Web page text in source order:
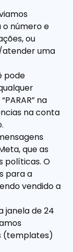
o número e
ou
atender uma
pode
na
na conta
que as
políticas. O
para a
vendido a
janela de 24
(templates)